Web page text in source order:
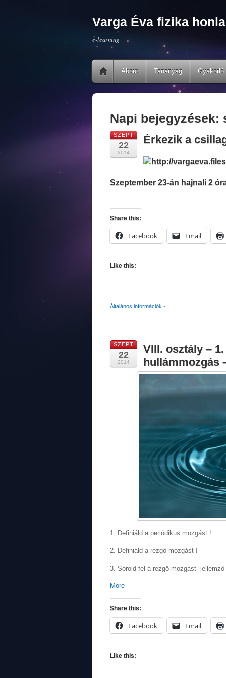
Varga Éva fizika
e-learning
About Tananyag Gyakorló
Napi bejegyzések:
SZEPT
22
2014
Érkezik a
Szeptember 23-án hajnali 2
Share this:
Facebook Email
Like this:
Általános információk •
SZEPT
22
2014
VIII. osztály –
hullámmozgás
1. Definiáld a periódikus mozgást !
2. Definiáld a rezgő mozgást !
3. Sorold fel a rezgő mozgást
More
Share this:
Facebook Email
Like this: